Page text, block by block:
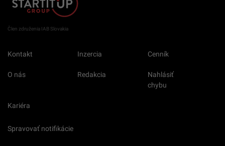
Člen združenia IAB Slovakia
Kontakt Inzercia Cenník
O nás Redakcia
Nahlásiť
chybu
Kariéra
Spravovať notifikácie